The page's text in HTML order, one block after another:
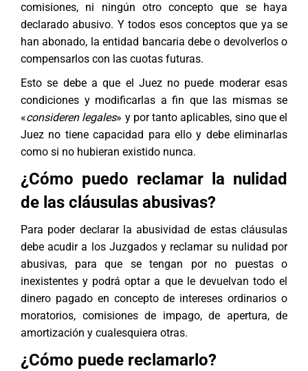
comisiones, ni ningún otro concepto que se haya
declarado abusivo. Y todos esos conceptos que ya se
han abonado, la entidad bancaria debe o devolverlos o
compensarlos con las cuotas futuras.
Esto se debe a que el Juez no puede moderar esas
condiciones y modificarlas a fin que las mismas se
«consideren legales» y por tanto aplicables, sino que el
Juez no tiene capacidad para ello y debe eliminarlas
como si no hubieran existido nunca.
¿Cómo puedo reclamar la nulidad
de las cláusulas abusivas?
Para poder declarar la abusividad de estas cláusulas
debe acudir a los Juzgados y reclamar su nulidad por
abusivas, para que se tengan por no puestas o
inexistentes y podrá optar a que le devuelvan todo el
dinero pagado en concepto de intereses ordinarios o
moratorios, comisiones de impago, de apertura, de
amortización y cualesquiera otras.
¿Cómo puede reclamarlo?